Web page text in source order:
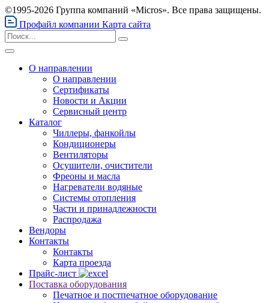
©1995-2026 Группа компаний «Micros». Все права защищены.
Профайл компании Карта сайта
О направлении
О направлении
Сертификаты
Новости и Акции
Сервисный центр
Каталог
Чиллеры, фанкойлы
Кондиционеры
Вентиляторы
Осушители, очистители
Фреоны и масла
Нагреватели водяные
Системы отопления
Части и принадлежности
Раcпродажа
Вендоры
Контакты
Контакты
Карта проезда
Прайс-лист
Поставка оборудования
Печатное и постпечатное оборудование